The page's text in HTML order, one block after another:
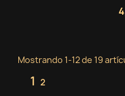
Mostrando 1-12 de 19
1 2